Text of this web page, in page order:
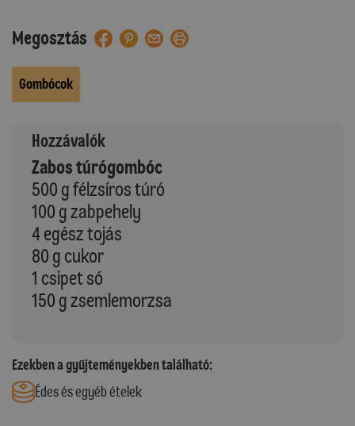
Megosztás
Gombócok
Hozzávalók
Zabos túrógombóc
500 g félzsíros túró
100 g zabpehely
4 egész tojás
80 g cukor
1 csipet só
150 g zsemlemorzsa
Ezekben a gyűjteményekben található:
Édes és egyéb ételek